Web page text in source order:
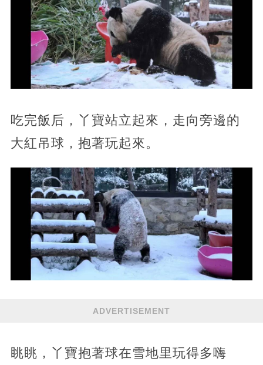
吃完飯后，丫寶站立起來，走向旁邊的
大紅吊球，抱著玩起來。
ADVERTISEMENT
眺眺，丫寶抱著球在雪地里玩得多嗨